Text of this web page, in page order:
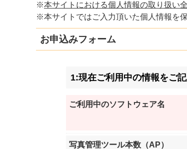
※本サイトにおける個人情報の取り扱い
※本サイトではご入力頂いた個人情報を
お申込みフォーム
1:現在ご利用中の情報をご記
ご利用中のソフトウェア名
写真管理ツール本数（AP）